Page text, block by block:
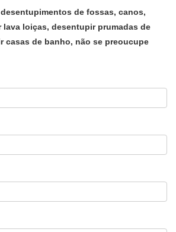
de fossas, canos,
loiças, desentupir prumadas de
de banho, não se preoucupe